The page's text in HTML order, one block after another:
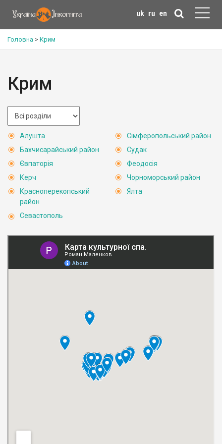
uk ru en
Головна > Крим
Крим
Алушта
Бахчисарайський район
Євпаторія
Керч
Красноперекопський
район
Севастополь
Сімферопольський район
Судак
Феодосія
Чорноморський район
Ялта